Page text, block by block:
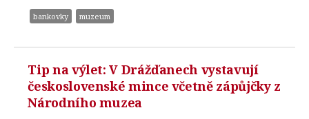
bankovky muzeum
Tip na výlet: V Drážďanech vystavují
československé mince včetně zápůjčky z
Národního muzea